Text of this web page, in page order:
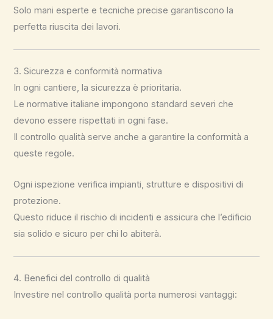
Solo mani esperte e tecniche precise garantiscono la
perfetta riuscita dei lavori.
3. Sicurezza e conformità normativa
In ogni cantiere, la sicurezza è prioritaria.
Le normative italiane impongono standard severi che
devono essere rispettati in ogni fase.
Il controllo qualità serve anche a garantire la conformità a
queste regole.
Ogni ispezione verifica impianti, strutture e dispositivi di
protezione.
Questo riduce il rischio di incidenti e assicura che l’edificio
sia solido e sicuro per chi lo abiterà.
4. Benefici del controllo di qualità
Investire nel controllo qualità porta numerosi vantaggi: